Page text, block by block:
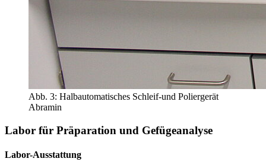
Abb. 3: Halbautomatisches Schleif-und Poliergerät
Abramin
Labor für Präparation und Gefügeanalyse
Labor-Ausstattung